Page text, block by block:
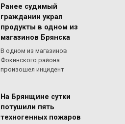
Ранее судимый
гражданин украл
продукты в одном из
магазинов Брянска
В одном из магазинов
Фокинского района
произошел инцидент
На Брянщине сутки
потушили пять
техногенных пожаров